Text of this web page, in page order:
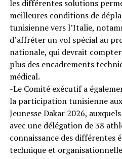
les différentes solutions
meilleures conditions de
tunisienne vers l’Italie,
d’affréter un vol spécial au
nationale, qui devrait
plus des encadrements
médical.
-Le Comité exécutif a
la participation tunisienne
Jeunesse Dakar 2026,
avec une délégation de 38
connaissance des différentes
technique et